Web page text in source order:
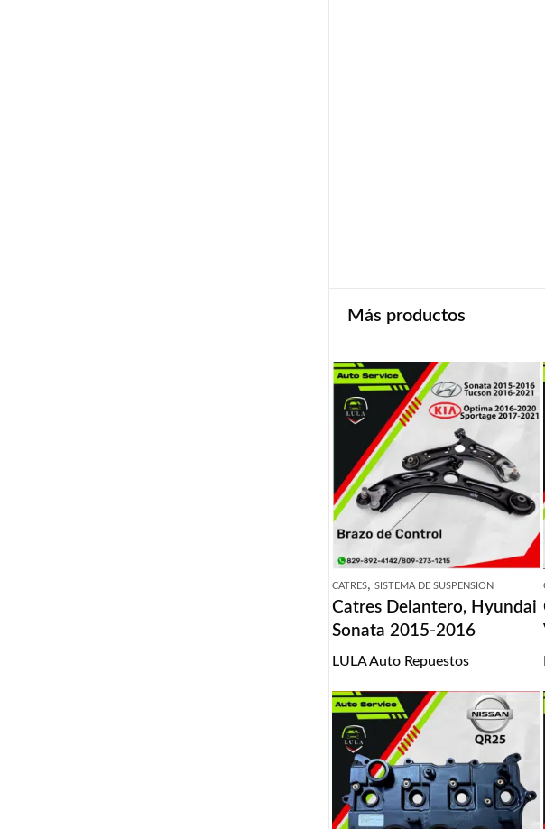
Más productos
CATRES,SISTEMA DE SUSPENSION
Catres Delantero, Hyundai
Sonata 2015-2016
LULA Auto Repuestos